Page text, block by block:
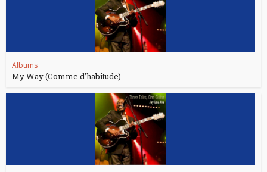
Albums
My Way (Comme d’habitude)